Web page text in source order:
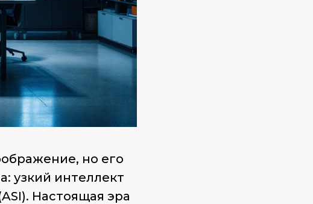
но его
узкий интеллект
Настоящая эра